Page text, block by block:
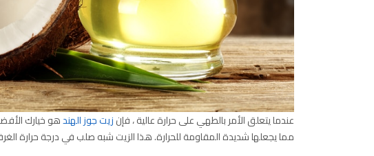
عندما يتعلق الأمر بالطهي على حرارة عالية ، فإنزيت جوز الهند
مما يجعلها شديدة المقاومة للحرارة. هذا الزيت شبه صلب في درجة حرارة